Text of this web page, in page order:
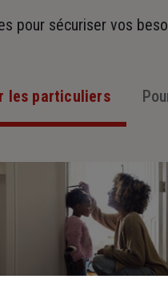
pour sécuriser vos
les particuliers